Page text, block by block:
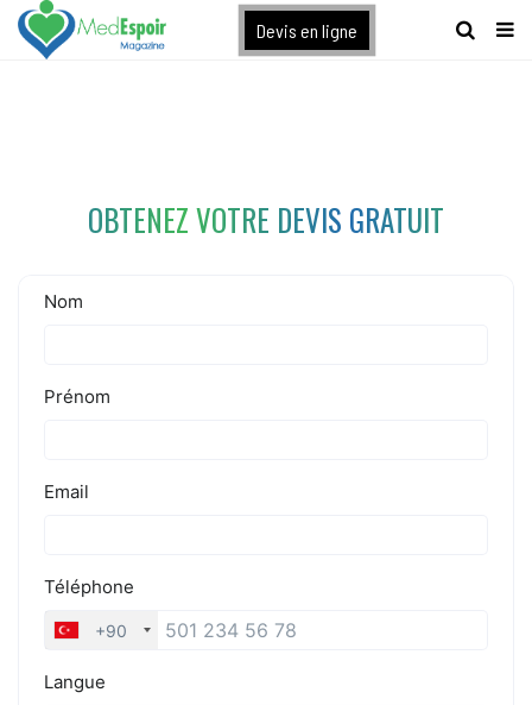
[maxbutton name="devis express"]
Devis en ligne
OBTENEZ VOTRE DEVIS GRATUIT